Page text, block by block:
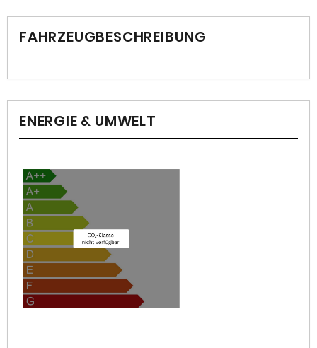
FAHRZEUGBESCHREIBUNG
ENERGIE & UMWELT